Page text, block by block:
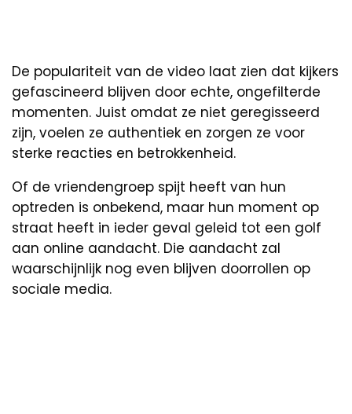
De populariteit van de video laat zien dat kijkers
gefascineerd blijven door echte, ongefilterde
momenten. Juist omdat ze niet geregisseerd
zijn, voelen ze authentiek en zorgen ze voor
sterke reacties en betrokkenheid.
Of de vriendengroep spijt heeft van hun
optreden is onbekend, maar hun moment op
straat heeft in ieder geval geleid tot een golf
aan online aandacht. Die aandacht zal
waarschijnlijk nog even blijven doorrollen op
sociale media.